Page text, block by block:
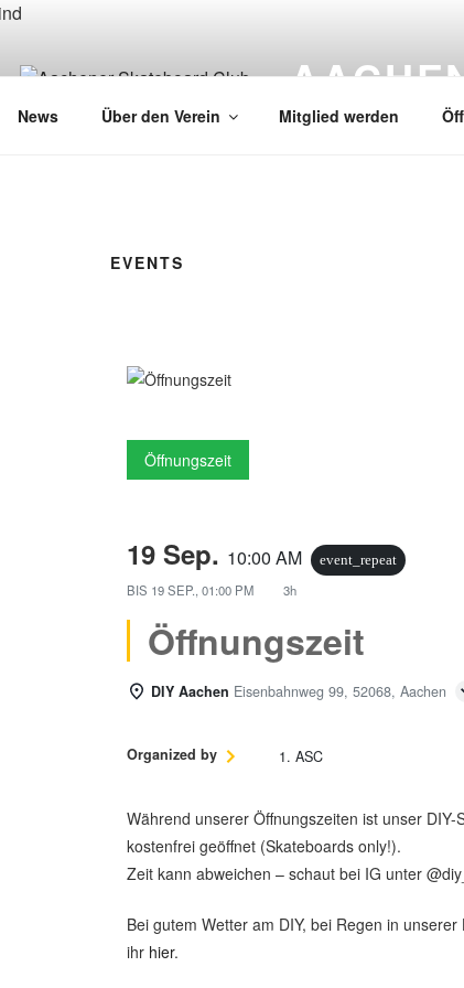
News Über den Verein Mitglied werden
EVENTS
Öffnungszeit
19 Sep. 10:00 AM event_repeat
BIS 19 SEP., 01:00 PM 3h
Öffnungszeit
DIY Aachen Eisenbahnweg 99, 52068, Aachen
Organized by 1. ASC
Während unserer Öffnungszeiten ist unser
kostenfrei geöffnet (Skateboards only!).
Zeit kann abweichen – schaut bei IG unter
Bei gutem Wetter am DIY, bei Regen in
ihr hier.